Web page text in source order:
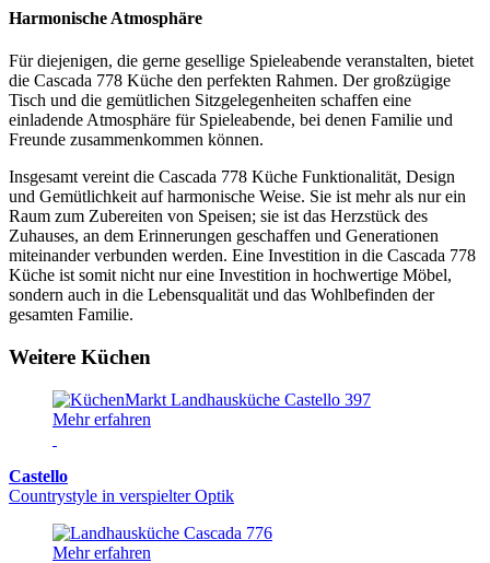
Harmonische Atmosphäre
Für diejenigen, die gerne gesellige Spieleabende veranstalten, bietet
die Cascada 778 Küche den perfekten Rahmen. Der großzügige
Tisch und die gemütlichen Sitzgelegenheiten schaffen eine
einladende Atmosphäre für Spieleabende, bei denen Familie und
Freunde zusammenkommen können.
Insgesamt vereint die Cascada 778 Küche Funktionalität, Design
und Gemütlichkeit auf harmonische Weise. Sie ist mehr als nur ein
Raum zum Zubereiten von Speisen; sie ist das Herzstück des
Zuhauses, an dem Erinnerungen geschaffen und Generationen
miteinander verbunden werden. Eine Investition in die Cascada 778
Küche ist somit nicht nur eine Investition in hochwertige Möbel,
sondern auch in die Lebensqualität und das Wohlbefinden der
gesamten Familie.
Weitere Küchen
Mehr erfahren
Castello
Countrystyle in verspielter Optik
Mehr erfahren